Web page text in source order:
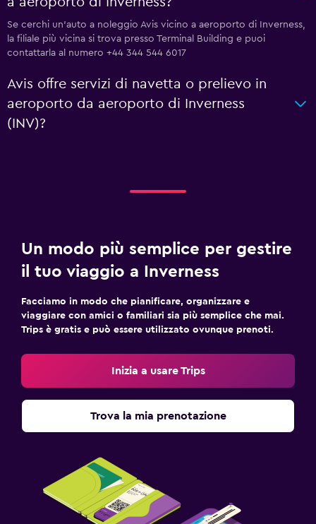
Se cerchi un'auto a noleggio Avis vicino a aeroporto di Inverness,
la filiale più vicina si trova presso Terminal Building e puoi
contattarla al numero +44 344 544 6017
Avis offre servizi di navetta o prelievo in
aeroporto da aeroporto di Inverness
(INV)?
Un modo più semplice per gestire
il tuo viaggio a Inverness
Facciamo in modo che pianificare, organizzare e
viaggiare con amici o familiari sia più semplice che mai.
Trips è gratis e può essere utilizzato ovunque prenoti.
Inizia a usare Trips
Trova la mia prenotazione